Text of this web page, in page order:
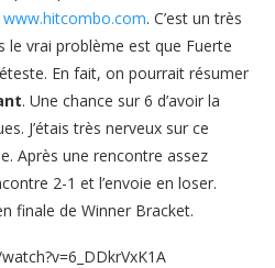
www.hitcombo.com. C’est un très
vrai problème est que Fuerte
En fait, on pourrait résumer
. Une chance sur 6 d’avoir la
J’étais très nerveux sur ce
Après une rencontre assez
2-1 et l’envoie en loser.
finale de Winner Bracket.